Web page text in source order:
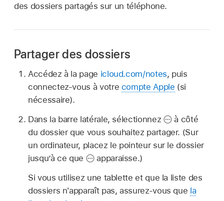
des dossiers partagés sur un téléphone.
Partager des dossiers
Accédez à la page icloud.com/notes, puis
connectez-vous à votre compte Apple (si
nécessaire).
Dans la barre latérale, sélectionnez
à côté
du dossier que vous souhaitez partager. (Sur
un ordinateur, placez le pointeur sur le dossier
jusqu’à ce que
apparaisse.)
Si vous utilisez une tablette et que la liste des
dossiers n'apparaît pas, assurez-vous que la